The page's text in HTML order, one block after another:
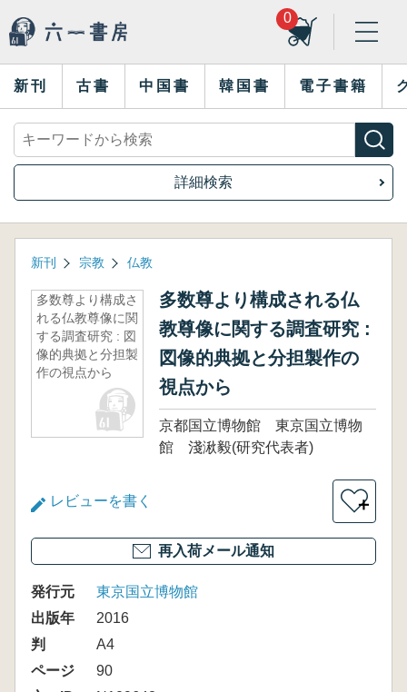
0
新刊 古書 中国書 韓国書 電子書籍
詳細検索
新刊 宗教 仏教
多数尊より構成さ
れる仏教尊像に関
する調査研究 : 図
像的典拠と分担製
作の視点から
多数尊より構成される仏
教尊像に関する調査研究 :
図像的典拠と分担製作の
視点から
京都国立博物館 東京国立博物
館 淺湫毅(研究代表者)
レビューを書く ＋
再入荷メール通知
発行元
東京国立博物館
出版年
2016
判
A4
ページ
90